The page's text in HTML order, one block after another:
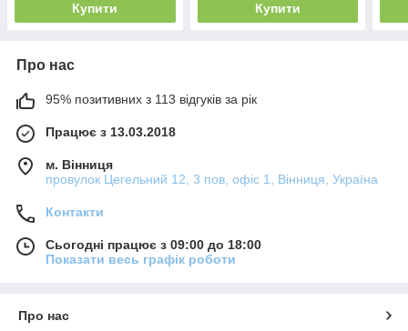
Купити Купити
Про нас
95% позитивних з 113 відгуків за рік
Працює з 13.03.2018
м. Вінниця
провулок Цегельний 12, 3 пов, офіс 1, Вінниця, Україна
Контакти
Сьогодні працює з 09:00 до 18:00
Показати весь графік роботи
Про нас